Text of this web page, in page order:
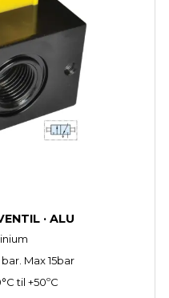
· ALU
Max 15bar
til +50ºC